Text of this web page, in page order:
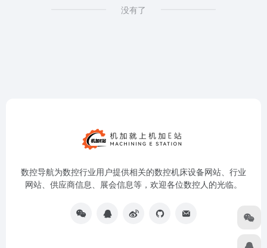
没有了
数控导航为数控行业用户提供相关的数控机床设备网站、行业
网站、供应商信息、展会信息等，欢迎各位数控人的光临。